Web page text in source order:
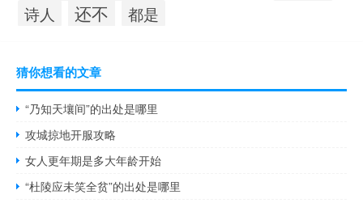
诗人 还不 都是
猜你想看的文章
“乃知天壤间”的出处是哪里
攻城掠地开服攻略
女人更年期是多大年龄开始
“杜陵应未笑全贫”的出处是哪里